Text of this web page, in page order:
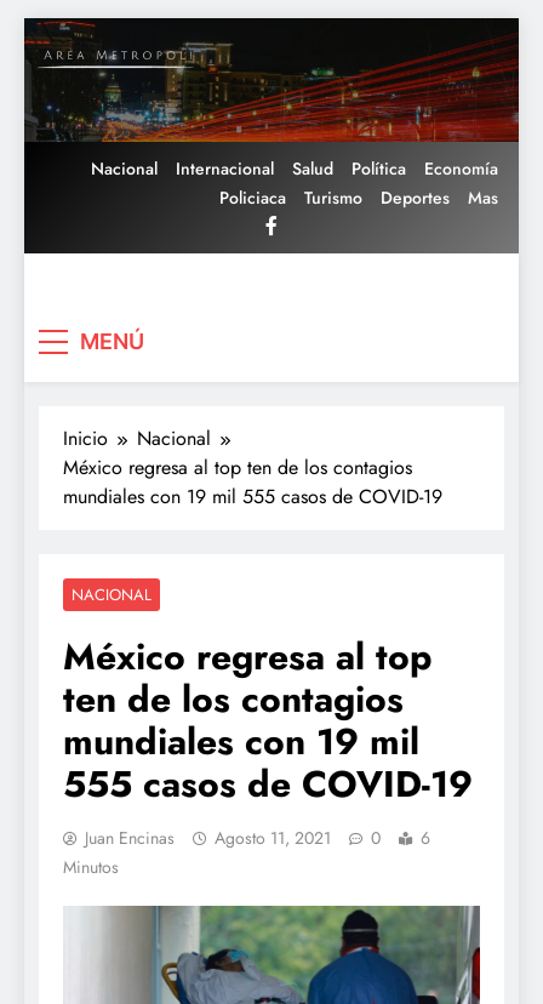
Saltar
al
contenido
Nacional Internacional Salud Política
Economía
Policiaca
Turismo Deportes Mas
MENÚ
Inicio
Nacional
México regresa al top ten de los contagios
mundiales con 19 mil 555 casos de COVID-19
NACIONAL
México regresa al top
ten de los contagios
mundiales con 19 mil
555 casos de COVID-19
Juan Encinas Agosto 11, 2021 0
6
Minutos